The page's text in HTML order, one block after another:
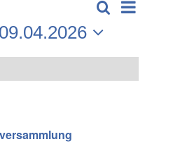
Suche
Suche
Liste
09.04.2026